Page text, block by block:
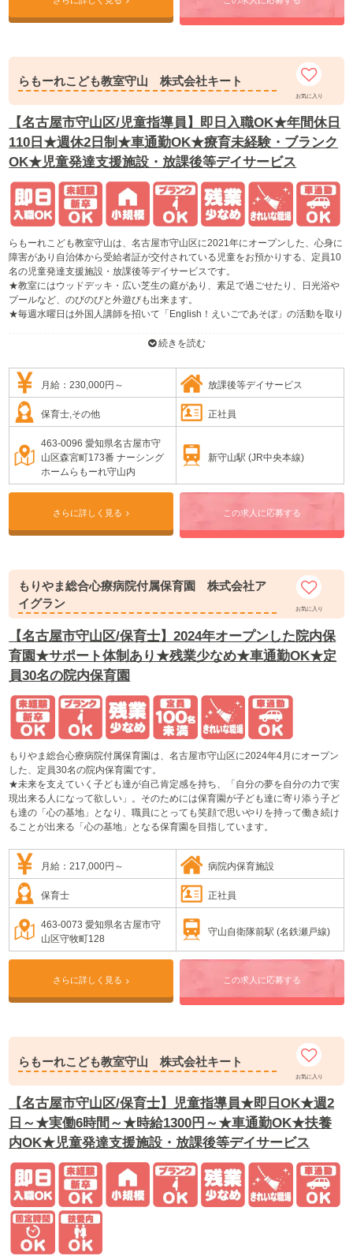
らもーれこども教室守山 株式会社キート
お気に入り
【名古屋市守山区/児童指導員】即日入職OK★年間休日
110日★週休2日制★車通勤OK★療育未経験・ブランク
OK★児童発達支援施設・放課後等デイサービス
らもーれこども教室守山は、名古屋市守山区に2021年にオープンした、心身に
障害があり自治体から受給者証が交付されている児童をお預かりする、定員10
名の児童発達支援施設・放課後等デイサービスです。
★教室にはウッドデッキ・広い芝生の庭があり、素足で過ごせたり、日光浴や
プールなど、のびのびと外遊びも出来ます。
★毎週水曜日は外国人講師を招いて「English！えいごであそぼ」の活動を取り
使い、遊びの中で外国語に触れていきます。また、音楽療法士による音楽活
容を変更し、楽しく遊びながら取り組めるような内容を考案し実施していま
す。
★ナーシングホームと併設している施設のため、行事等で高齢者との関りも企
画していて、療育以外でも沢山の学びを得ることが出来ます。
続きを読む
月給：230,000円～ 放課後等デイサービス
保育士,その他 正社員
463-0096 愛知県名古屋市守
山区森宮町173番 ナーシング
ホームらもーれ守山内
新守山駅 (JR中央本線)
さらに詳しく見る この求人に応募する
もりやま総合心療病院付属保育園 株式会社ア
イグラン
お気に入り
【名古屋市守山区/保育士】2024年オープンした院内保
育園★サポート体制あり★残業少なめ★車通勤OK★定
員30名の院内保育園
もりやま総合心療病院付属保育園は、名古屋市守山区に2024年4月にオープン
した、定員30名の院内保育園です。
★未来を支えていく子ども達が自己肯定感を持ち、「自分の夢を自分の力で実
現出来る人になって欲しい」。そのためには保育園が子ども達に寄り添う子ど
も達の「心の基地」となり、職員にとっても笑顔で思いやりを持って働き続け
ることが出来る「心の基地」となる保育園を目指しています。
月給：217,000円～ 病院内保育施設
保育士 正社員
463-0073 愛知県名古屋市守
山区守牧町128
守山自衛隊前駅 (名鉄瀬戸線)
さらに詳しく見る この求人に応募する
らもーれこども教室守山 株式会社キート
お気に入り
【名古屋市守山区/保育士】児童指導員★即日OK★週2
日～★実働6時間～★時給1300円～★車通勤OK★扶養
内OK★児童発達支援施設・放課後等デイサービス